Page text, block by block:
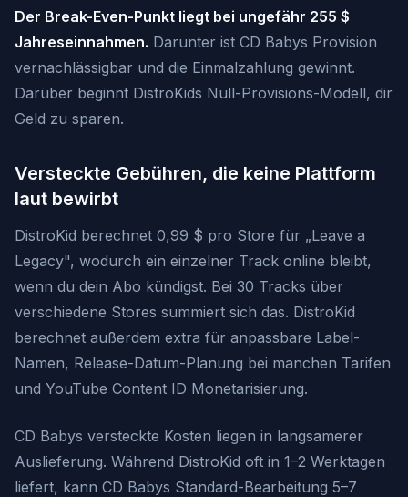
Der Break-Even-Punkt liegt bei ungefähr 255 $
Jahreseinnahmen. Darunter ist CD Babys Provision
vernachlässigbar und die Einmalzahlung gewinnt.
Darüber beginnt DistroKids Null-Provisions-Modell, dir
Geld zu sparen.
Versteckte Gebühren, die keine Plattform
laut bewirbt
DistroKid berechnet 0,99 $ pro Store für „Leave a
Legacy", wodurch ein einzelner Track online bleibt,
wenn du dein Abo kündigst. Bei 30 Tracks über
verschiedene Stores summiert sich das. DistroKid
berechnet außerdem extra für anpassbare Label-
Namen, Release-Datum-Planung bei manchen Tarifen
und YouTube Content ID Monetarisierung.
CD Babys versteckte Kosten liegen in langsamerer
Auslieferung. Während DistroKid oft in 1–2 Werktagen
liefert, kann CD Babys Standard-Bearbeitung 5–7